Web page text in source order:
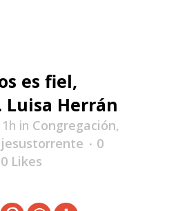
es fiel,
Luisa Herrán
in Congregación,
0
0 Likes